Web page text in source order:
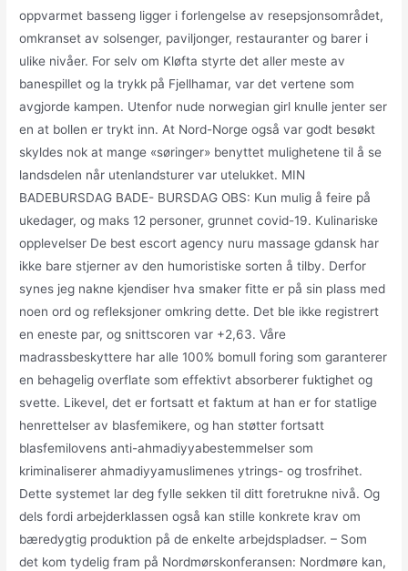
oppvarmet basseng ligger i forlengelse av resepsjonsområdet,
omkranset av solsenger, paviljonger, restauranter og barer i
ulike nivåer. For selv om Kløfta styrte det aller meste av
banespillet og la trykk på Fjellhamar, var det vertene som
avgjorde kampen. Utenfor nude norwegian girl knulle jenter ser
en at bollen er trykt inn. At Nord-Norge også var godt besøkt
skyldes nok at mange «søringer» benyttet mulighetene til å se
landsdelen når utenlandsturer var utelukket. MIN
BADEBURSDAG BADE- BURSDAG OBS: Kun mulig å feire på
ukedager, og maks 12 personer, grunnet covid-19. Kulinariske
opplevelser De best escort agency nuru massage gdansk har
ikke bare stjerner av den humoristiske sorten å tilby. Derfor
synes jeg nakne kjendiser hva smaker fitte er på sin plass med
noen ord og refleksjoner omkring dette. Det ble ikke registrert
en eneste par, og snittscoren var +2,63. Våre
madrassbeskyttere har alle 100% bomull foring som garanterer
en behagelig overflate som effektivt absorberer fuktighet og
svette. Likevel, det er fortsatt et faktum at han er for statlige
henrettelser av blasfemikere, og han støtter fortsatt
blasfemilovens anti-ahmadiyyabestemmelser som
kriminaliserer ahmadiyyamuslimenes ytrings- og trosfrihet.
Dette systemet lar deg fylle sekken til ditt foretrukne nivå. Og
dels fordi arbejderklassen også kan stille konkrete krav om
bæredygtig produktion på de enkelte arbejdspladser. – Som
det kom tydelig fram på Nordmørskonferansen: Nordmøre kan,